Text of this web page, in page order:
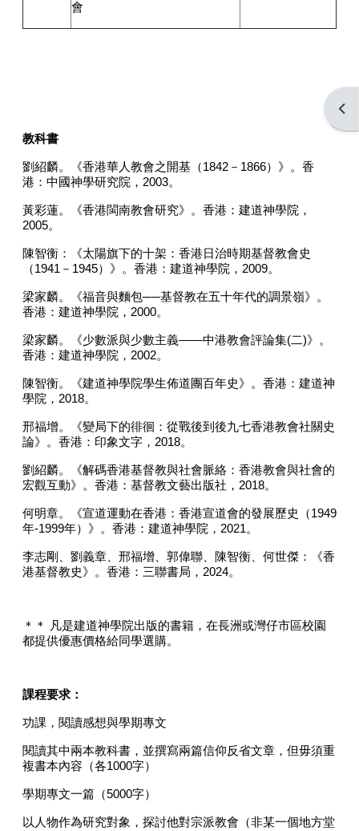
打
會
教科書
劉紹麟。《香港華人教會之開基（1842 － 1866）》。香
港：中國神學研究院， 2003。
黃彩蓮。《香港閩南教會研究》。香港：建道神學院，
2005。
陳智衡：《太陽旗下的十架：香港日治時期基督教會史
（1941 － 1945）》。香港：建道神學院， 2009。
梁家麟。《福音與麵包──基督教在五十年代的調景嶺》。
香港：建道神學院， 2000。
梁家麟。《少數派與少數主義——中港教會評論集(二)》。
香港：建道神學院， 2002。
陳智衡。《建道神學院學生佈道團百年史》。香港：建道神
學院， 2018。
邢福增。《變局下的徘徊：從戰後到後九七香港教會社關史
論》。香港：印象文字， 2018。
劉紹麟。《解碼香港基督教與社會脈絡：香港教會與社會的
宏觀互動》。香港：基督教文藝出版社， 2018。
何明章。《宣道運動在香港：香港宣道會的發展歷史（1949
年-1999年）》。香港：建道神學院， 2021。
李志剛、劉義章、邢福增、郭偉聯、陳智衡、何世傑：《香
港基督教史》。香港：三聯書局， 2024。
＊＊ 凡是建道神學院出版的書籍，在長洲或灣仔市區校園
都提供優惠價格給同學選購。
課程要求：
功課，閱讀感想與學期專文
閱讀其中兩本教科書，並撰寫兩篇信仰反省文章，但毋須重
複書本內容（各1000字）
學期專文一篇（5000字）
以人物作為研究對象，探討他對宗派教會（非某一個地方堂